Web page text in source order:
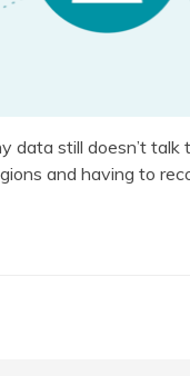
data still doesn’t
and having to